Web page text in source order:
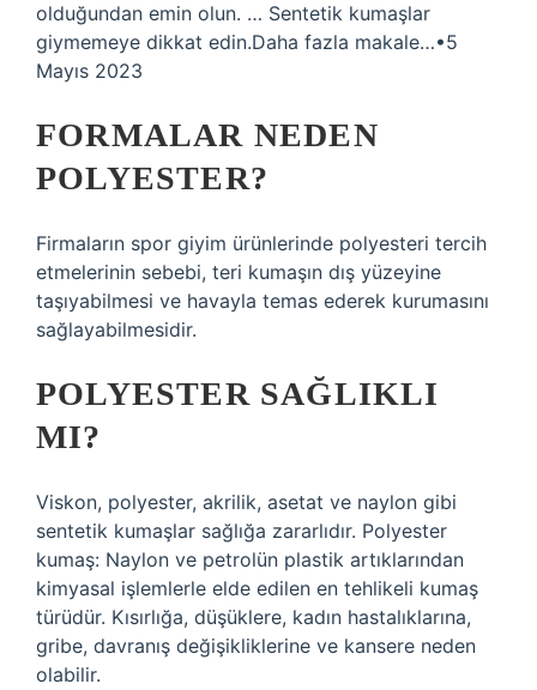
olduğundan emin olun. … Sentetik kumaşlar
giymemeye dikkat edin.Daha fazla makale…•5
Mayıs 2023
FORMALAR NEDEN
POLYESTER?
Firmaların spor giyim ürünlerinde polyesteri tercih
etmelerinin sebebi, teri kumaşın dış yüzeyine
taşıyabilmesi ve havayla temas ederek kurumasını
sağlayabilmesidir.
POLYESTER SAĞLIKLI
MI?
Viskon, polyester, akrilik, asetat ve naylon gibi
sentetik kumaşlar sağlığa zararlıdır. Polyester
kumaş: Naylon ve petrolün plastik artıklarından
kimyasal işlemlerle elde edilen en tehlikeli kumaş
türüdür. Kısırlığa, düşüklere, kadın hastalıklarına,
gribe, davranış değişikliklerine ve kansere neden
olabilir.